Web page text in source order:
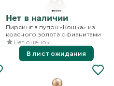
Нет в наличии
Пирсинг в пупок «Кошка» из
красного золота с фианитами
Нет оценок
В лист ожидания